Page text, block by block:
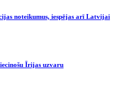
noteikumus, iespējas arī Latvijai
Īrijas uzvaru